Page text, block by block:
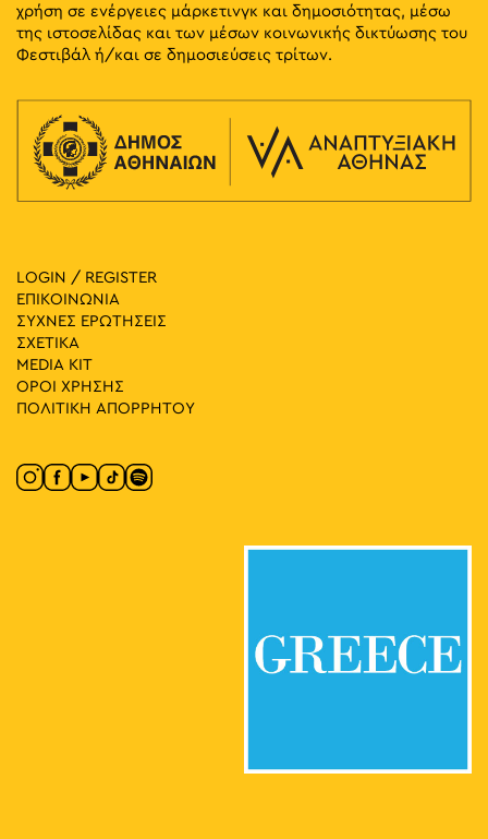
χρήση σε ενέργειες μάρκετινγκ και δημοσιότητας, μέσω
της ιστοσελίδας και των μέσων κοινωνικής δικτύωσης του
Φεστιβάλ ή/και σε δημοσιεύσεις τρίτων.
LOGIN / REGISTER
ΕΠΙΚΟΙΝΩΝΙΑ
ΣΥΧΝΕΣ ΕΡΩΤΗΣΕΙΣ
ΣΧΕΤΙΚΑ
MEDIA ΚIT
ΟΡΟΙ ΧΡΗΣΗΣ
ΠΟΛΙΤΙΚΗ ΑΠΟΡΡΗΤΟΥ